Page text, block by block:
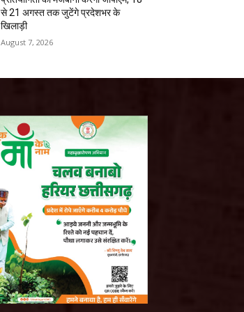
से 21 अगस्त तक जुटेंगे प्रदेशभर के
खिलाड़ी
August 7, 2026